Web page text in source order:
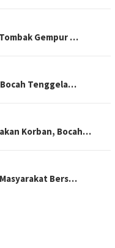
Gempur …
Tenggela…
Korban, Bocah…
Bers…